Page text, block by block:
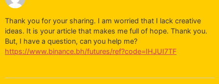
Thank you for your sharing. I am worried that I lack creative
ideas. It is your article that makes me full of hope. Thank you.
But, I have a question, can you help me?
https://www.binance.bh/futures/ref?code=IHJUI7TF